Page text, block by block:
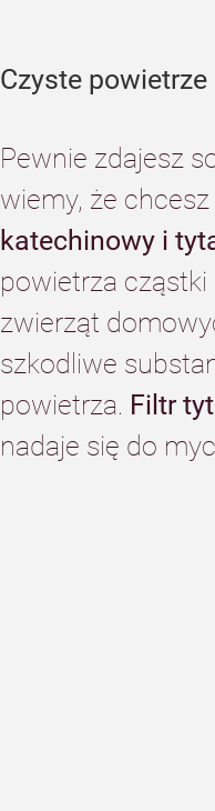
Czyste powietrze
Pewnie zdajesz
wiemy, że
katechinowy i
powietrza cząstki
zwierząt
szkodliwe
powietrza. Filtr
nadaje się do